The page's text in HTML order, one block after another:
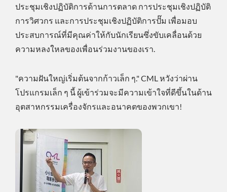
ประชุมเชิงปฏิบัติการด้านการตลาด การประชุมเชิงปฏิบัติ
การวิศวกร และการประชุมเชิงปฏิบัติการปั๊ม เพื่อมอบ
ประสบการณ์ที่มีคุณค่าให้กับนักเรียนซึ่งขับเคลื่อนด้วย
ความหลงใหลของเพื่อนร่วมงานของเรา.
"ความฝันใหญ่เริ่มต้นจากก้าวเล็ก ๆ." CML หวังว่าผ่าน
โปรแกรมเล็ก ๆ นี้ ผู้เข้าร่วมจะมีความเข้าใจที่ดีขึ้นในด้าน
อุตสาหกรรมเครื่องจักรและอนาคตของพวกเขา!